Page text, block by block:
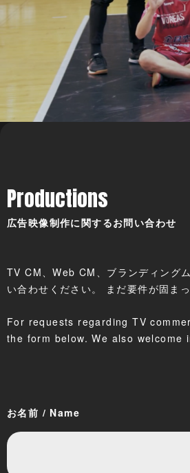
広告映像制作に関するお問い合わせ
Productions
TV CM、Web CM、ブランディング
い合わせください。 まだ要件が固ま
For requests regarding TV
the form below. We also
お名前 / Name